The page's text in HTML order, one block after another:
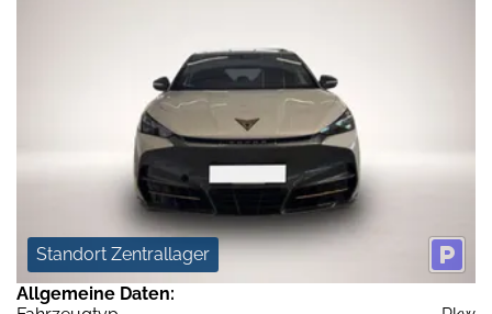
Standort Zentrallager
Allgemeine Daten: